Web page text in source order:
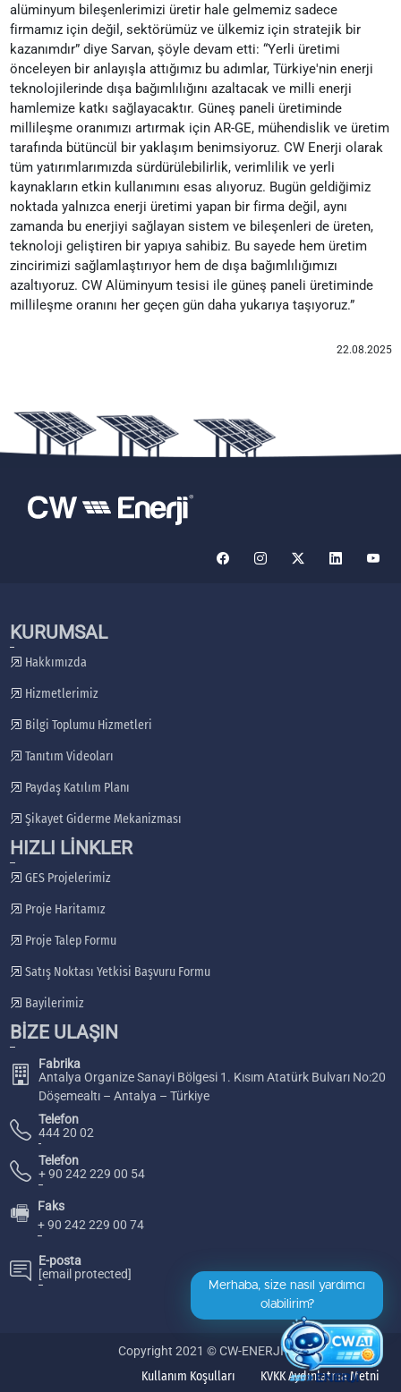
alüminyum bileşenlerimizi üretir hale gelmemiz sadece
firmamız için değil, sektörümüz ve ülkemiz için stratejik bir
kazanımdır” diye Sarvan, şöyle devam etti: “Yerli üretimi
önceleyen bir anlayışla attığımız bu adımlar, Türkiye'nin enerji
teknolojilerinde dışa bağımlılığını azaltacak ve milli enerji
hamlemize katkı sağlayacaktır. Güneş paneli üretiminde
millileşme oranımızı artırmak için AR-GE, mühendislik ve üretim
tarafında bütüncül bir yaklaşım benimsiyoruz. CW Enerji olarak
tüm yatırımlarımızda sürdürülebilirlik, verimlilik ve yerli
kaynakların etkin kullanımını esas alıyoruz. Bugün geldiğimiz
noktada yalnızca enerji üretimi yapan bir firma değil, aynı
zamanda bu enerjiyi sağlayan sistem ve bileşenleri de üreten,
teknoloji geliştiren bir yapıya sahibiz. Bu sayede hem üretim
zincirimizi sağlamlaştırıyor hem de dışa bağımlılığımızı
azaltıyoruz. CW Alüminyum tesisi ile güneş paneli üretiminde
millileşme oranını her geçen gün daha yukarıya taşıyoruz.”
22.08.2025
KURUMSAL
Hakkımızda
Hizmetlerimiz
Bilgi Toplumu Hizmetleri
Tanıtım Videoları
Paydaş Katılım Planı
Şikayet Giderme Mekanizması
HIZLI LİNKLER
GES Projelerimiz
Proje Haritamız
Proje Talep Formu
Satış Noktası Yetkisi Başvuru Formu
Bayilerimiz
BİZE ULAŞIN
Fabrika
Antalya Organize Sanayi Bölgesi 1. Kısım Atatürk Bulvarı No:20
Döşemealtı – Antalya – Türkiye
Telefon
444 20 02
Telefon
+ 90 242 229 00 54
🖷
Faks
+ 90 242 229 00 74
E-posta
[email protected]
Copyright 2021 © CW-ENERJİ
Kullanım Koşulları KVKK Aydınlatma Metni
Merhaba, size nasıl yardımcı
olabilirim?